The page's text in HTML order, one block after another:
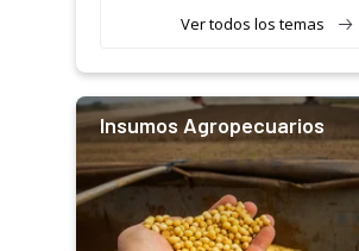
Ver todos los temas
Insumos Agropecuarios